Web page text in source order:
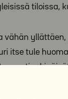
tiloissa,
vähän
itse tule